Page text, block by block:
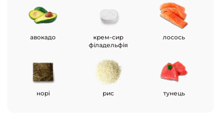
авокадо
крем-сир
філадельфія
лосось
норі рис тунець